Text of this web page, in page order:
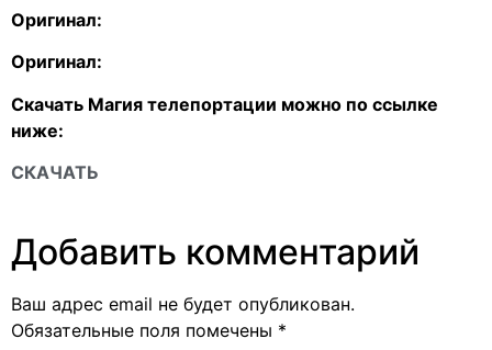
Оригинал:
Оригинал:
Скачать Магия телепортации можно по ссылке
ниже:
СКАЧАТЬ
Добавить комментарий
Ваш адрес email не будет опубликован.
Обязательные поля помечены *